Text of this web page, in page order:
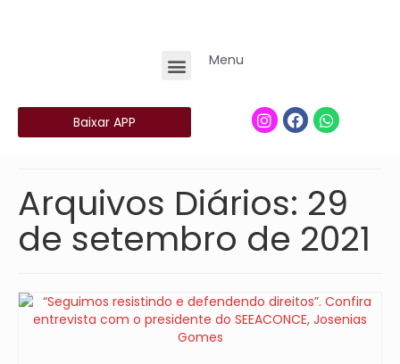
Menu
Baixar APP
Arquivos Diários: 29
de setembro de 2021